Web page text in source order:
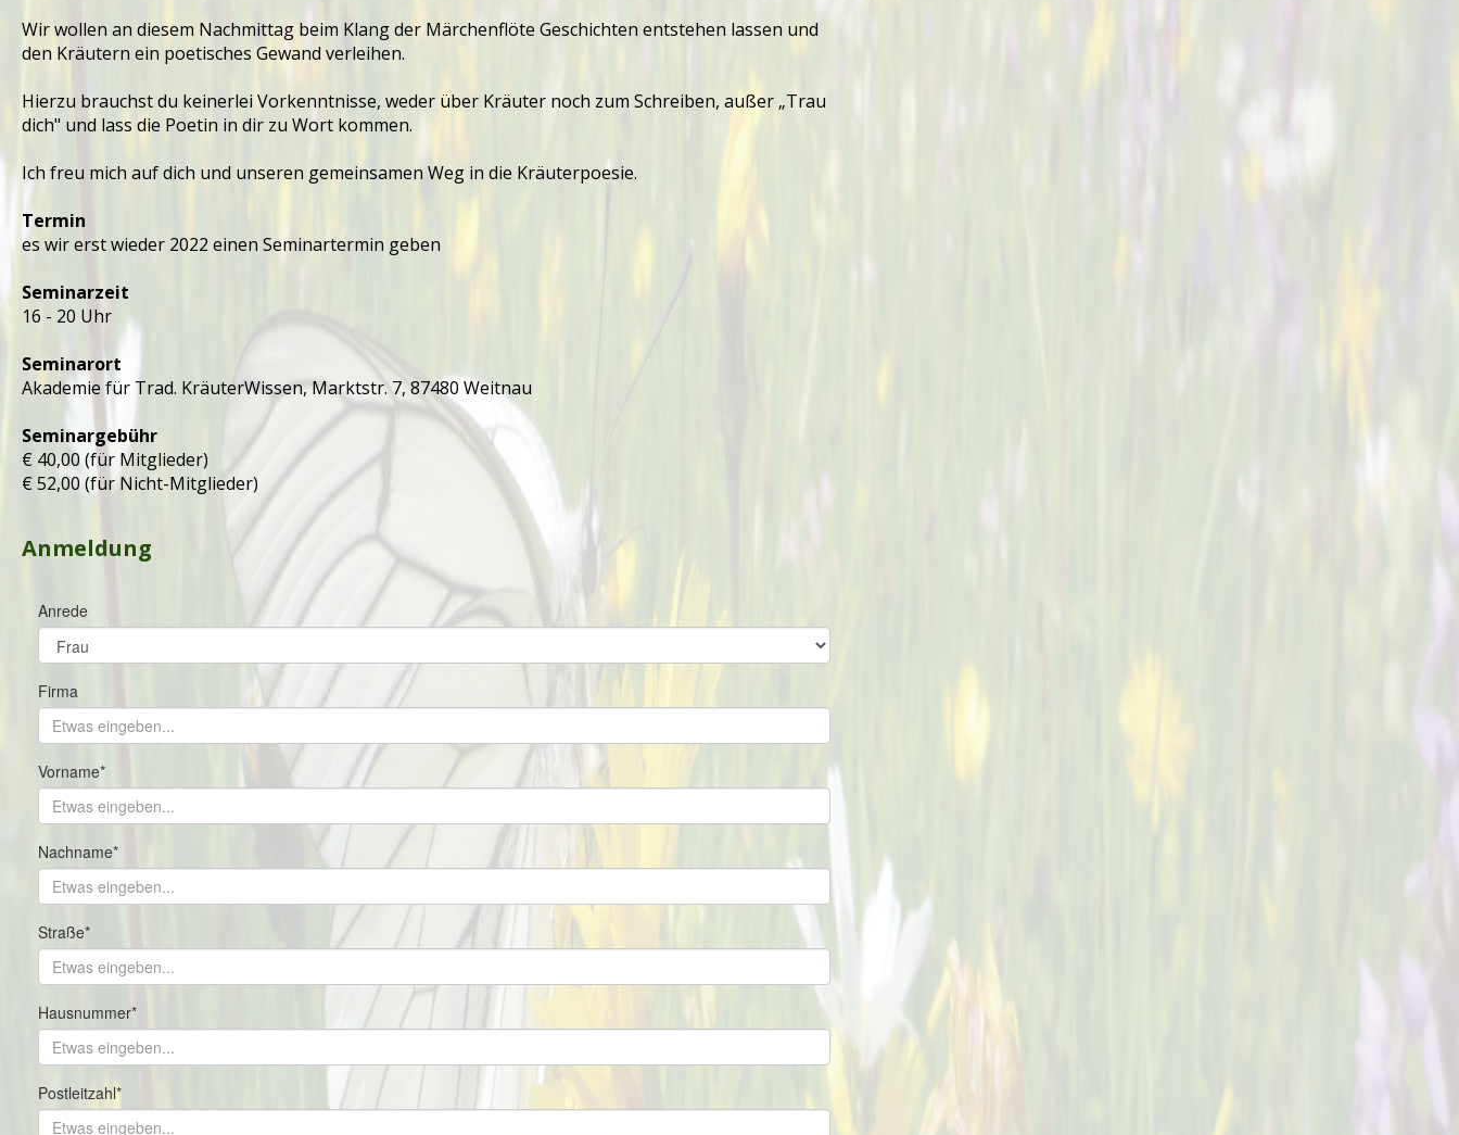
Wir wollen an diesem Nachmittag beim Klang der Märchenflöte Geschichten entstehen lassen und
den Kräutern ein poetisches Gewand verleihen.
Hierzu brauchst du keinerlei Vorkenntnisse, weder über Kräuter noch zum Schreiben, außer „Trau
dich" und lass die Poetin in dir zu Wort kommen.
Ich freu mich auf dich und unseren gemeinsamen Weg in die Kräuterpoesie.
Termin
es wir erst wieder 2022 einen Seminartermin geben
Seminarzeit
16 - 20 Uhr
Seminarort
Akademie für Trad. KräuterWissen, Marktstr. 7, 87480 Weitnau
Seminargebühr
€ 40,00 (für Mitglieder)
€ 52,00 (für Nicht-Mitglieder)
Anmeldung